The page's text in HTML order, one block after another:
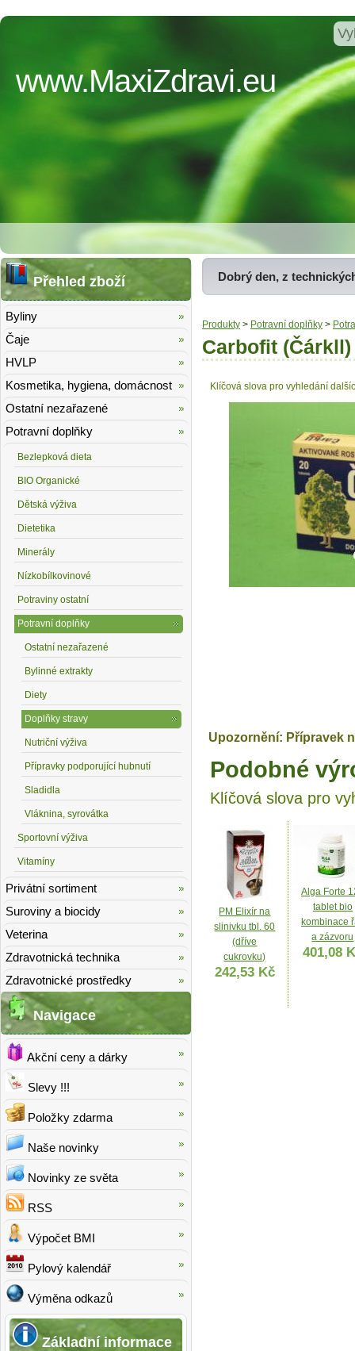
www.MaxiZdravi.eu
Dobrý den, z
Produkty > Potravní doplňky >
Carbofit
Klíčová slova pro vyhledání
Upozornění: Přípravek
Podobné
Klíčová slova pro
PM Elixír na
slinivku tbl. 60
(dříve
cukrovku)
242,53 Kč
Alga Forte
tablet bio
kombinace
a zázvoru
401,08
Přehled zboží
Byliny
Čaje
HVLP
Kosmetika, hygiena, domácnost
Ostatní nezařazené
Potravní doplňky
Bezlepková dieta
BIO Organické
Dětská výživa
Dietetika
Minerály
Nízkobílkovinové
Potraviny ostatní
Potravní doplňky
Ostatní nezařazené
Bylinné extrakty
Diety
Doplňky stravy
Nutriční výživa
Přípravky podporující hubnutí
Sladidla
Vláknina, syrovátka
Sportovní výživa
Vitamíny
Privátní sortiment
Suroviny a biocidy
Veterina
Zdravotnická technika
Zdravotnické prostředky
Navigace
Akční ceny a dárky
Slevy !!!
Položky zdarma
Naše novinky
Novinky ze světa
RSS
Výpočet BMI
Pylový kalendář
Výměna odkazů
Základní informace